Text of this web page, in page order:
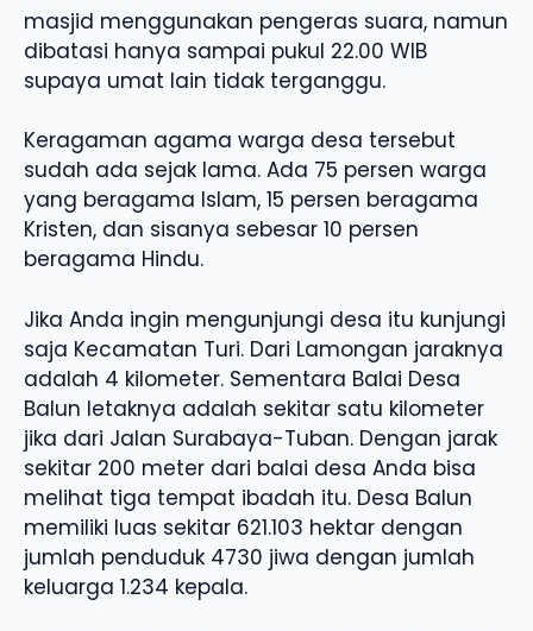
masjid menggunakan pengeras suara, namun
dibatasi hanya sampai pukul 22.00 WIB
supaya umat lain tidak terganggu.
Keragaman agama warga desa tersebut
sudah ada sejak lama. Ada 75 persen warga
yang beragama Islam, 15 persen beragama
Kristen, dan sisanya sebesar 10 persen
beragama Hindu.
Jika Anda ingin mengunjungi desa itu kunjungi
saja Kecamatan Turi. Dari Lamongan jaraknya
adalah 4 kilometer. Sementara Balai Desa
Balun letaknya adalah sekitar satu kilometer
jika dari Jalan Surabaya-Tuban. Dengan jarak
sekitar 200 meter dari balai desa Anda bisa
melihat tiga tempat ibadah itu. Desa Balun
memiliki luas sekitar 621.103 hektar dengan
jumlah penduduk 4730 jiwa dengan jumlah
keluarga 1.234 kepala.